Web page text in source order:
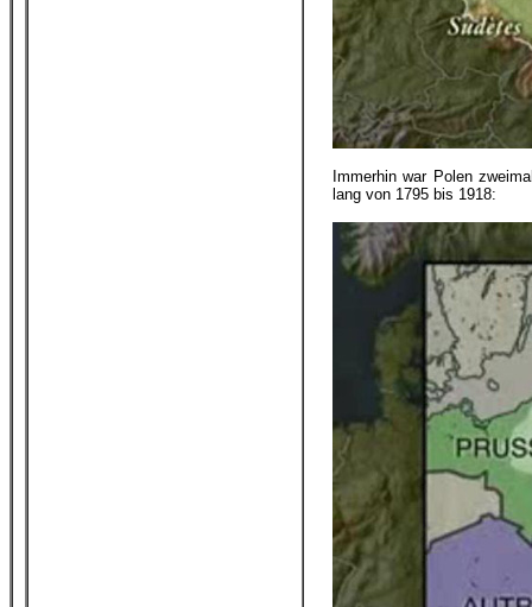
Immerhin war Polen
lang von 1795 bis 1918: